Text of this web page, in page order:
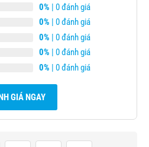
0% | 0 đánh giá
0% | 0 đánh giá
0% | 0 đánh giá
0% | 0 đánh giá
0% | 0 đánh giá
GIÁ NGAY